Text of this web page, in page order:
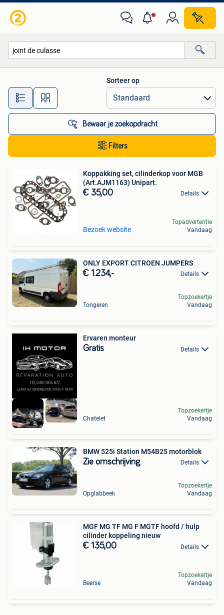
Alle afstanden…
Sorteer op
Bewaar je zoekopdracht
Filters
Koppakking set, cilinderkop voor MGB
(Art.AJM1163) Unipart.
€ 35,00 Details
Bezoek website
Topadvertentie
Vandaag
ONLY EXPORT CITROEN JUMPERS
€ 1.234,- Details
Tongeren
Topzoekertje
Vandaag
Ervaren monteur
Gratis Details
Chatelet
Topzoekertje
Vandaag
BMW 525i Station M54B25 motorblok
Zie omschrijving Details
Opglabbeek
Topzoekertje
Vandaag
MGF MG TF MG F MGTF hoofd / hulp
cilinder koppeling nieuw
€ 135,00 Details
Beerse
Topzoekertje
Vandaag